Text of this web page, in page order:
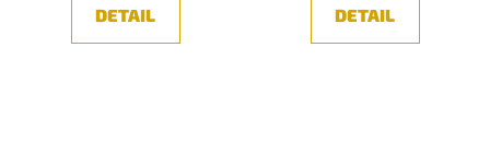
DETAIL DETAIL